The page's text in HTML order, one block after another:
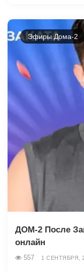
Эфиры Дома-2
ДОМ-2 После
онлайн
557 1 СЕНТЯБРЯ,